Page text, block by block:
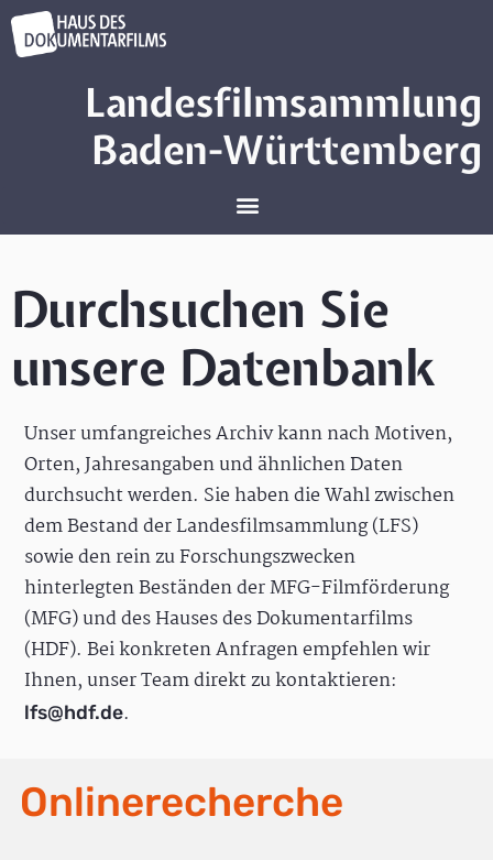
Landesfilmsammlung
Baden-Württemberg
Durchsuchen Sie
unsere Datenbank
Unser umfangreiches Archiv kann nach Motiven,
Orten, Jahresangaben und ähnlichen Daten
durchsucht werden. Sie haben die Wahl zwischen
dem Bestand der Landesfilmsammlung (LFS)
sowie den rein zu Forschungszwecken
hinterlegten Beständen der MFG-Filmförderung
(MFG) und des Hauses des Dokumentarfilms
(HDF). Bei konkreten Anfragen empfehlen wir
Ihnen, unser Team direkt zu kontaktieren:
lfs@hdf.de.
Onlinerecherche